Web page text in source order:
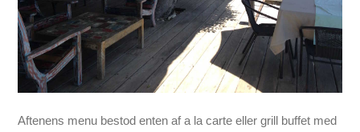
Aftenens menu bestod enten af a la carte eller grill buffet med